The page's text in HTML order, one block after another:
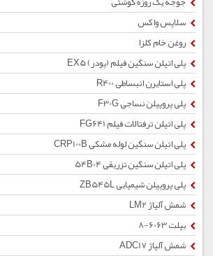
سلاپس واکس
روغن خام کلزا
پلی اتیلن سنگین فیلم (پودر) EX5
پلی استایرن انبساطی R400
پلی پروپیلن نساجی F30G
پلی اتیلن ترفتالات فیلم FG641
پلی اتیلن سنگین لوله مشکی CRP100B
پلی اتیلن سنگین تزریقی 54B04
پلی پروپیلن شیمیایی ZB545L
شمش آلیاژ LM2
بیلت 6063-8
شمش آلیاژ ADC17